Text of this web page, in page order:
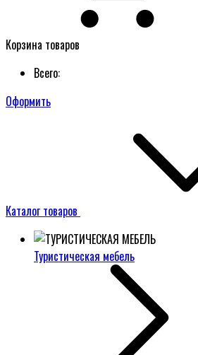
Корзина товаров
Всего:
Оформить
Каталог товаров
Туристическая мебель